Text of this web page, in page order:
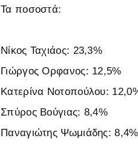
Τα ποσοστά:
Νίκος Ταχιάος: 23,3%
Γιώργος Ορφανος: 12,5%
Κατερίνα Νοτοπούλου:
Σπύρος Βούγιας: 8,4%
Παναγιώτης Ψωμιάδης: 8,4%